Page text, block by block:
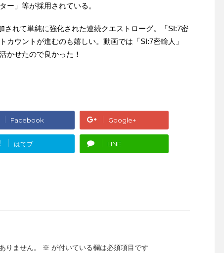
ー」等が採用されている。
されて単純に強化された連続クエストローグ。「SI:7密
カウントが進むのも嬉しい。動画では「SI:7密輸人」
かせたので良かった！
Facebook Google+
はてブ LINE
りません。 ※ が付いている欄は必須項目です